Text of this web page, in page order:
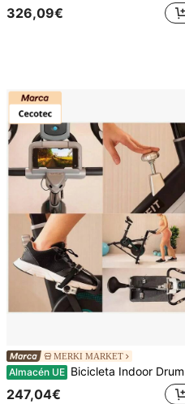
326,09€
MERKI MARKET
Almacén UE Bicicleta Indoor DrumFit 13000 Delfos: Entrenamiento Silencioso y Personalizado de Cecotec
247,04€